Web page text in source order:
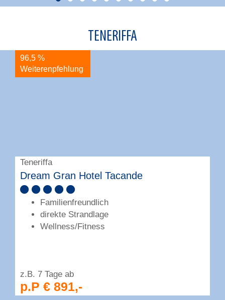
TENERIFFA
96,5 %
Weiterenpfehlung
Teneriffa
Dream Gran Hotel Tacande
Familienfreundlich
direkte Strandlage
Wellness/Fitness
z.B. 7 Tage ab
p.P € 891,-